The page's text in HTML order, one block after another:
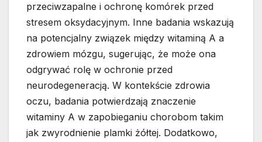
przeciwzapalne i ochronę komórek przed
stresem oksydacyjnym. Inne badania wskazują
na potencjalny związek między witaminą A a
zdrowiem mózgu, sugerując, że może ona
odgrywać rolę w ochronie przed
neurodegeneracją. W kontekście zdrowia
oczu, badania potwierdzają znaczenie
witaminy A w zapobieganiu chorobom takim
jak zwyrodnienie plamki żółtej. Dodatkowo,